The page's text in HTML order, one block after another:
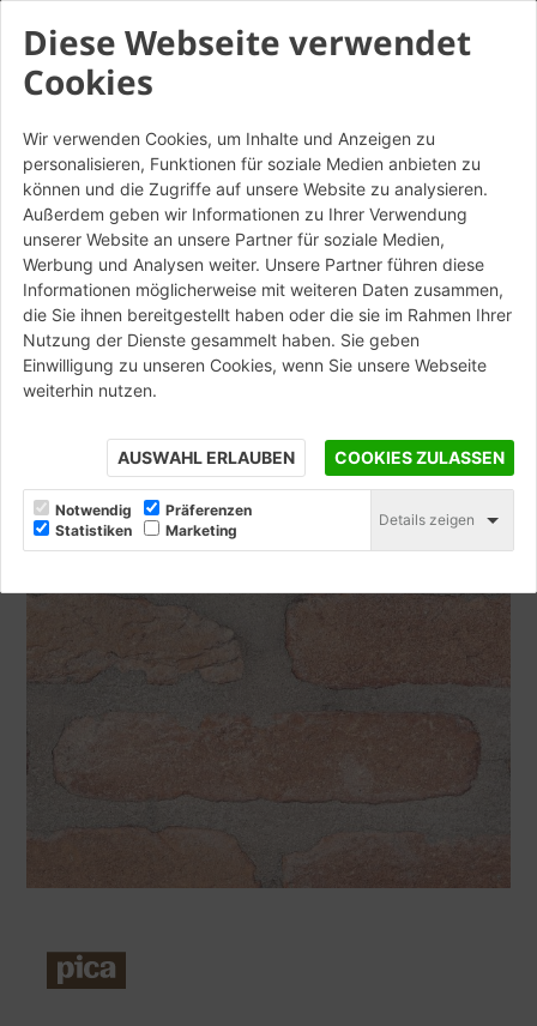
Diese Webseite verwendet
Cookies
Wir verwenden Cookies, um Inhalte und Anzeigen zu
personalisieren, Funktionen für soziale Medien anbieten zu
können und die Zugriffe auf unsere Website zu analysieren.
Außerdem geben wir Informationen zu Ihrer Verwendung
unserer Website an unsere Partner für soziale Medien,
Werbung und Analysen weiter. Unsere Partner führen diese
Informationen möglicherweise mit weiteren Daten zusammen,
die Sie ihnen bereitgestellt haben oder die sie im Rahmen Ihrer
Nutzung der Dienste gesammelt haben. Sie geben
Einwilligung zu unseren Cookies, wenn Sie unsere Webseite
weiterhin nutzen.
AUSWAHL ERLAUBEN COOKIES ZULASSEN
Notwendig
Präferenzen
Statistiken
Marketing
Details zeigen
Antiche Mura Rosato
Sabbiato - Mattone
STAMPA